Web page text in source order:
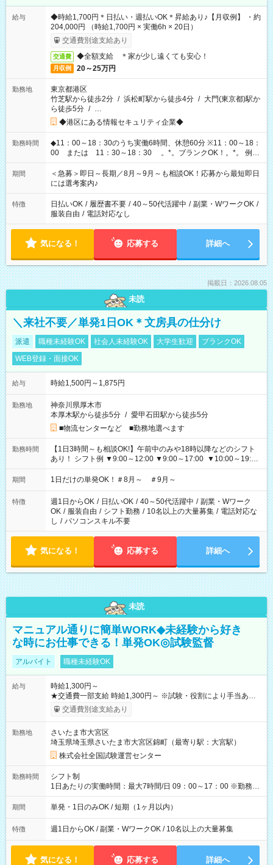
給与
◆時給1,700円＊日払い・週払いOK＊昇給あり♪【月収例】 ・約
204,000円 （時給1,700円 × 実働6h × 20日）
交通費別途支給あり
交通費 ◆全額支給 ＊家が少し遠くても安心！
月収例 20～25万円
勤務地
東京都港区
竹芝駅から徒歩2分 / 浜松町駅から徒歩4分 / 大門(東京都)駅か
ら徒歩5分 / …
◆港区にある情報セキュリティ企業◆
勤務時間
◆11：00～18：30のうち実働6時間、休憩60分 ※11：00～18：
00 または 11：30～18：30 。*。ブランクOK！。*。 例え
ば前職が、 在宅/財団法人/事務/コールセンター/受付/販売/カフェ
スタッフ スイーツ販売/ホテルフロント/化粧品販売/など 様々な
業界から入社して活躍されています♪
期間
＜急募＞即日～長期／8月～9月～も相談OK！応募から最短即日
には選考案内♪
特徴 日払いOK / 履歴書不要 / 40～50代活躍中 / 副業・WワークOK /
服装自由 / 電話対応なし
気になる！ 応募する 詳細へ
掲載日：2026.08.05
未読
＼来社不要／単発1日OK＊文房具の仕分け
派遣 職種未経験OK 社会人未経験OK 大学生歓迎
ブランクOK
WEB登録・面接OK
給与 時給1,500円～1,875円
勤務地
神奈川県厚木市
本厚木駅から徒歩5分 / 愛甲石田駅から徒歩5分
■物流センターなど ■勤務地選べます
勤務時間
【1日3時間～も相談OK!】午前中のみや18時以降などのシフト
あり！ シフト例 ▼9:00～12:00 ▼9:00～17:00 ▼10:00～19:00
▼18:00～21:00
期間 1日だけの単発OK！＃8月～ ＃9月～
特徴 週1日からOK / 日払いOK / 40～50代活躍中 / 副業・Wワーク
OK / 服装自由 / シフト勤務 / 10名以上の大量募集 / 電話対応な
し / パソコンスキル不要
気になる！ 応募する 詳細へ
未読
マニュアル通りに簡単WORK◆未経験から好き
な時にお仕事できる！単発OK◎試験監督
アルバイト 職種未経験OK
給与
時給1,300円～
★交通費一部支給 時給1,300円～ ※試験・役割により手当あり
※勤務回数により昇給あり 【即給（前払い）オプションあ
り！】 希望される場合、勤務から1週間ほどで給与の一部を受け
例】 ・河合塾模擬試験 8:30～17:30（休憩1時間） 時給1,300円
×8時間＝日収10,400円＋交通費 ※当日の役割により時給＋100
円の場合あり ・国家試験 7:00～13:30（休憩なし） 時給1,300
円（役割手当＋100円）×6時間＝日収8,400円＋交通費 【試用期
間】試用期間なし
交通費別途支給あり
勤務地
さいたま市大宮区
埼玉県埼玉県さいたま市大宮区錦町（最寄り駅：大宮駅）
株式会社全国試験運営センター
勤務時間
シフト制
1日あたりの実働時間：最大7時間/日 09：00～17：00 ※勤務時
間は 試験により異なります。
期間 単発・1日のみOK / 短期（1ヶ月以内）
特徴 週1日からOK / 副業・WワークOK / 10名以上の大量募集
気になる！ 応募する 詳細へ